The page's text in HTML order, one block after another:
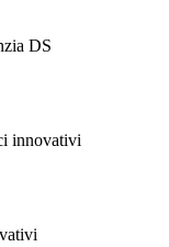
DS
innovativi